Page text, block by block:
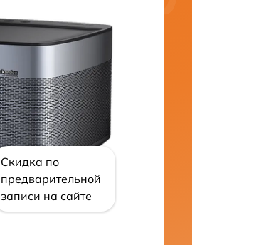
Скидка по
предварительной
записи на сайте